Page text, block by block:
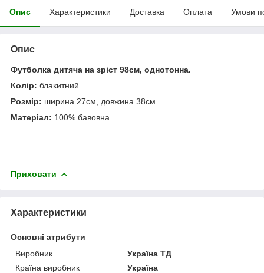
Опис Характеристики Доставка Оплата Умови
Опис
Футболка дитяча на зріст 98см, однотонна.
Колір: блакитний.
Розмір: ширина 27см, довжина 38см.
Матеріал: 100% бавовна.
Приховати
Характеристики
Основні атрибути
Виробник
Україна ТД
Країна виробник
Україна